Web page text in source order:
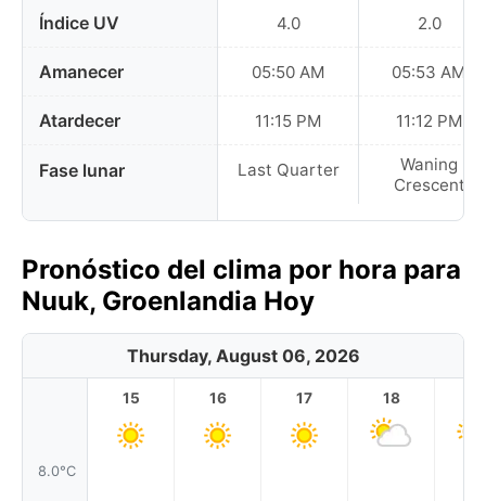
Índice UV
Amanecer
Atardecer
Fase lunar
4.0
05:50 AM
11:15 PM
Last Quarter
2.0
05:53 AM
11:12 PM
Waning
Crescent
Pronóstico del clima por hora para
Nuuk, Groenlandia Hoy
Thursday, August 06, 2026
8.0°C
15 16 17 18